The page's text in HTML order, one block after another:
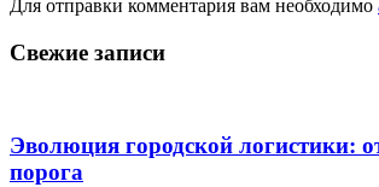
Для отправки комментария вам необходимо
Свежие записи
Эволюция городской логистики:
порога